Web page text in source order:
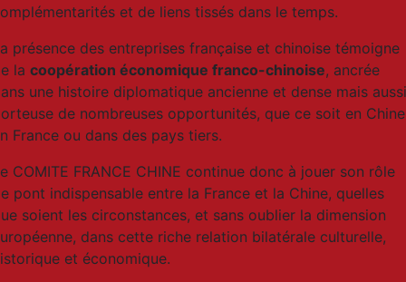
et de liens tissés dans le temps.
présence des entreprises française et chinoise témoigne
lacoopération économique franco-chinoise, ancrée
une histoire diplomatique ancienne et dense mais
de nombreuses opportunités, que ce soit en
France ou dans des pays tiers.
COMITE FRANCE CHINE continue donc à jouer son rôle
pont indispensable entre la France et la Chine, quelles
soient les circonstances, et sans oublier la dimension
dans cette riche relation bilatérale culturelle,
et économique.